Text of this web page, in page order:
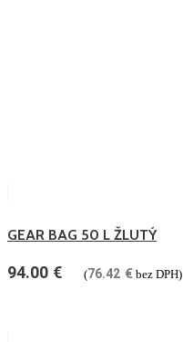
GEAR BAG 50 L ŽLUTÝ
94.00 € (76.42 € bez DPH)